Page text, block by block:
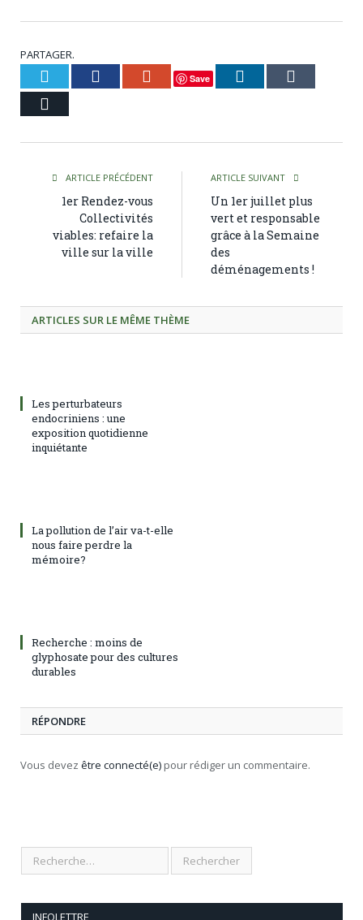
PARTAGER.
Twitter Facebook Google+
Save LinkedIn
ARTICLE PRÉCÉDENT
1er Rendez-vous
Collectivités
viables: refaire la
ville sur la ville
ARTICLE SUIVANT
Un 1er juillet plus
vert et responsable
grâce à la Semaine
des
déménagements !
ARTICLES SUR LE MÊME THÈME
Les perturbateurs
endocriniens : une
exposition quotidienne
inquiétante
La pollution de l’air va-t-elle
nous faire perdre la
mémoire?
Recherche : moins de
glyphosate pour des cultures
durables
RÉPONDRE
Vous devez être connecté(e) pour rédiger un commentaire.
INFOLETTRE